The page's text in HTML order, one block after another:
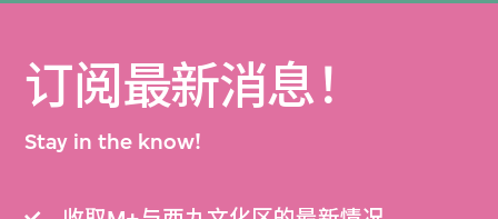
订阅最新消息！
Stay in the know!